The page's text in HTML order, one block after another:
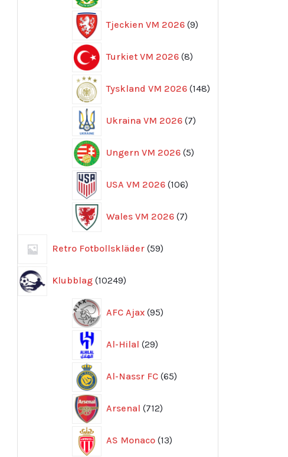
Tjeckien VM 2026 9
produkter
Turkiet VM 2026 8
produkter
Tyskland VM 2026 148
produkter
Ukraina VM 2026 7
produkter
Ungern VM 2026 5
produkter
USA VM 2026 106
produkter
Wales VM 2026 7
produkter
Retro Fotbollskläder 59
produkter
Klubblag 10249
produkter
AFC Ajax 95
produkter
Al-Hilal 29
produkter
Al-Nassr FC 65
produkter
Arsenal 712
produkter
AS Monaco 13
produkter